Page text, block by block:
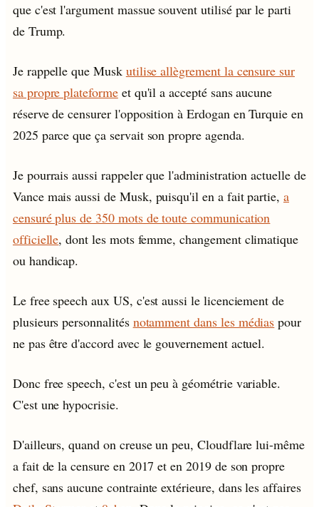
que c'est l'argument massue souvent utilisé par le parti
de Trump.
Je rappelle que Musk utilise allègrement la censure sur
sa propre plateformeet qu'il a accepté sans aucune
réserve de censurer l'opposition à Erdogan en Turquie en
2025 parce que ça servait son propre agenda.
Je pourrais aussi rappeler que l'administration actuelle de
Vance mais aussi de Musk, puisqu'il en a fait partie,a
censuré plus de 350 mots de toute communication
officielle, dont les mots femme, changement climatique
ou handicap.
Le free speech aux US, c'est aussi le licenciement de
plusieurs personnalités notamment dans les médias pour
ne pas être d'accord avec le gouvernement actuel.
Donc free speech, c'est un peu à géométrie variable.
C'est une hypocrisie.
D'ailleurs, quand on creuse un peu, Cloudflare lui-même
a fait de la censure en 2017 et en 2019 de son propre
chef, sans aucune contrainte extérieure, dans les affaires